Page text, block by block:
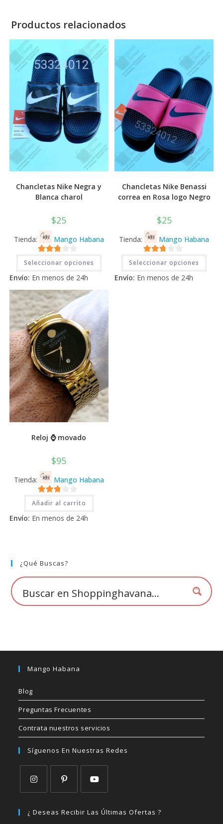
Productos relacionados
Chancletas Nike Negra y
Blanca charol
$25
Tienda: Mango Habana
2.71
de 5
Seleccionar opciones
Este
producto
tiene
múltiples
pueden
elegir
en
la
página
de
producto
Envío: En menos de 24h
Chancletas Nike Benassi
correa en Rosa logo Negro
$25
Tienda: Mango Habana
2.71
de 5
Seleccionar opciones
Este
tiene
Envío: En menos de 24h
Reloj ⌚ movado
$95
Tienda: Mango Habana
2.71
de 5
Añadir al carrito
Envío: En menos de 24h
¿Qué Buscas?
Mango Habana
Blog
Preguntas Frecuentes
Contrata nuestros servicios
Síguenos En Nuestras Redes
abre
abre
abre
¿ Deseas Recibir Las Últimas Ofertas ?